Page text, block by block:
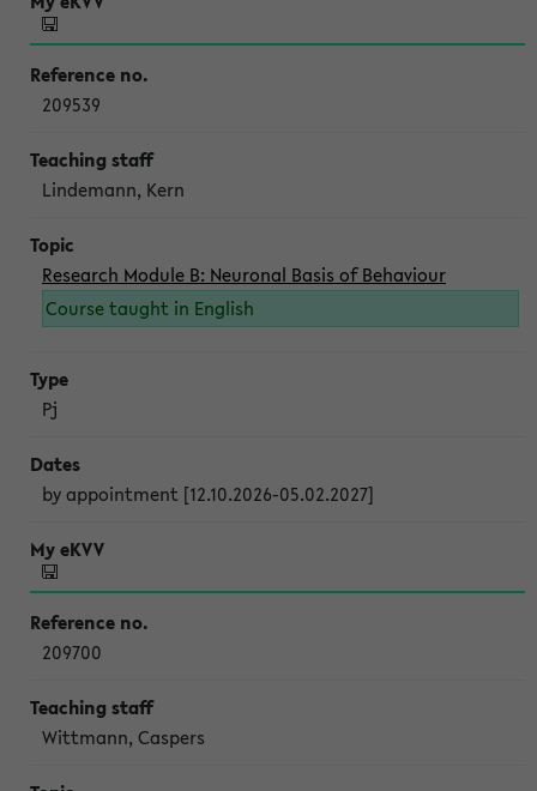
209539
Lindemann, Kern
Research Module B: Neuronal Basis of Behaviour
Course taught in English
Pj
by appointment [12.10.2026-05.02.2027]
209700
Wittmann, Caspers